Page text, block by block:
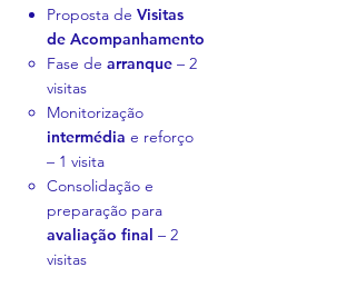
Proposta de Visitas
de Acompanhamento
Fase de arranque – 2
visitas
Monitorização
intermédia e reforço
– 1 visita
Consolidação e
preparação para
avaliação final – 2
visitas